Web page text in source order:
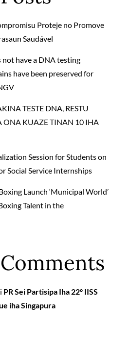
Proteje no Promove
Saudável
have a DNA testing
have been preserved for
TESTE DNA, RESTU
ONA KUAZE TINAN 10 IHA
Session for Students on
Social Service Internships
Launch ‘Municipal World’
Talent in the
PR Sei Partisipa Iha 22º IISS
iha Singapura